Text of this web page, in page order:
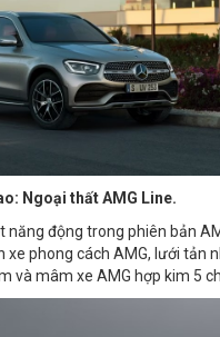
Ngoại thất AMG Line.
năng động trong phiên bản
xe phong cách AMG, lưới tản
và mâm xe AMG hợp kim 5